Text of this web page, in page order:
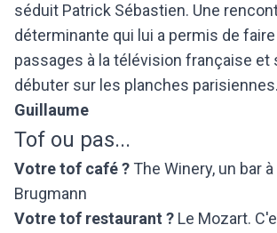
séduit Patrick Sébastien. Une
déterminante qui lui a permis de
passages à la télévision française et
débuter sur les planches parisiennes.
Guillaume
Tof ou pas...
Votre tof café ? The Winery, un bar
Brugmann
Votre tof restaurant ? Le Mozart.